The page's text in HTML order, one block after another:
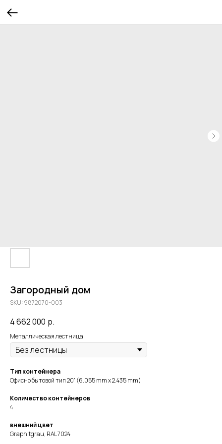
Загородный дом
SKU: 9872070-003
4 662 000 р.
Металлическая лестница
Тип контейнера
Офисно бытовой тип20' (6.055 mm x 2.435 mm)
Количество контейнеров
4
внешний цвет
Graphitgrau, RAL 7024